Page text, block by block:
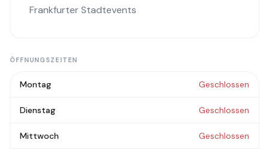
Frankfurter Stadtevents
ÖFFNUNGSZEITEN
Montag Geschlossen
Dienstag Geschlossen
Mittwoch Geschlossen